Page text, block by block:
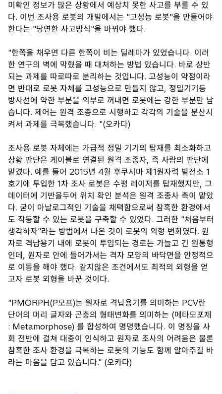
미확인 정보가 많은 상황에서 예상치 못한 사고를 부를 수 있
다. 이번 조사용 로봇의 개발에서는 "고성능 로봇"을 만들어야
한다는 "당연한 사고방식"을 바꿔야 했다.
"한쪽을 채우면 다른 한쪽이 비는 딜레마가 있었습니다. 이러
한 연구의 벽에 막혔을 때 대처하는 방법 있습니다. 바로 상반
되는 과제를 따로따로 분리하는 것입니다. 고성능이 약점이라
면 반대로 로봇 자체를 고성능으로 만들지 않고, 정밀기기등
방사선에 약한 부분을 외부로 꺼내면 로봇에는 강한 부분만 남
습니다. 제어는 원격 조종으로 시행하고 각각의 기술을 분산시
켜서 과제를 극복했습니다. "(오카다)
조사용 로봇 자체에는 가급적 정밀 기기의 탑재를 최소화하고
상황 판단은 케이블로 연결된 원격 조종자, 즉 사람의 판단에
맡겼다. 예를 들어 2015년 4월 후쿠시마 제1원자력 발전소 1
호기에 투입한 1차 조사 로봇은 수평 레이저를 탑재했지만, 그
데이터에 기반을두어 위치 확인 분석은 원격 조종사 측이 맡았
다. 굳이 아날로그적인 기술을 채택함으로써 참혹한 환경에서
도 작동할 수 있는 로봇을 구축할 수 있었다. 그러한 "처음부터
생각하자"라는 방법에서 나온 것이 로봇의 외형 변화였다. 원
자로 격납용기 내에 로봇이 투입되는 경로는 가늘고 긴 원통형
인데, 원자로 안에 들어가서는 격자 모양의 바닥면을 안정적으
로 이동을 해야 했다. 같지않은 조건에서도 최적의 외형을 얻
고자 로봇 외형을 바꾼 것이다.
"PMORPH(P모프)는 원자로 격납용기를 의미하는 PCV란
단어의 머리 글자와 곤충의 형태변화를 의미하는 (메타모포제
: Metamorphose) 를 합성하여 명명했습니다. 이 명칭을 사
회 전반에 걸쳐 대중이 인식하고 원자로 조사의 어려움은 물론
참혹한 조사 환경을 극복하는 로봇의 기능도 함께 알아주길 바
라는 마음을 담고 있습니다." (오카다)